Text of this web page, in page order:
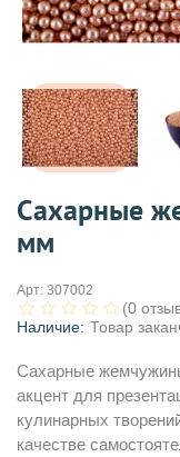
Сахарные
мм
Арт: 307002
(0
Наличие: Товар
Сахарные
акцент для
кулинарных
качестве